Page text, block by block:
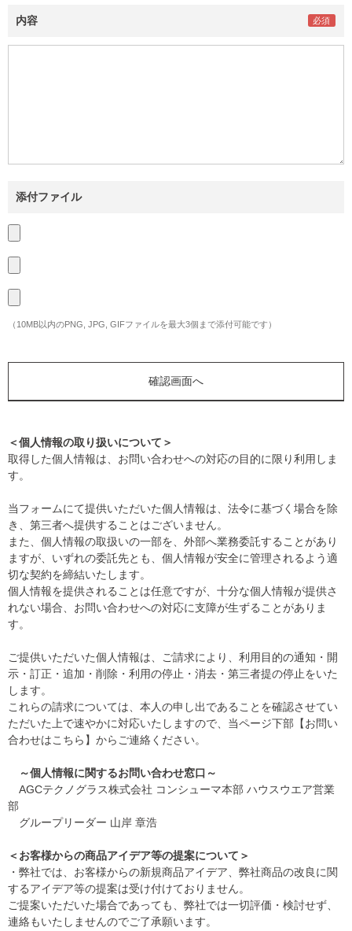
内容
添付ファイル
（10MB以内のPNG, JPG, GIFファイルを最大3個まで添付可能です）
＜個人情報の取り扱いについて＞
取得した個人情報は、お問い合わせへの対応の目的に限り利用しま
す。
当フォームにて提供いただいた個人情報は、法令に基づく場合を除
き、第三者へ提供することはございません。
また、個人情報の取扱いの一部を、外部へ業務委託することがあり
ますが、いずれの委託先とも、個人情報が安全に管理されるよう適
切な契約を締結いたします。
個人情報を提供されることは任意ですが、十分な個人情報が提供さ
れない場合、お問い合わせへの対応に支障が生ずることがありま
す。
ご提供いただいた個人情報は、ご請求により、利用目的の通知・開
示・訂正・追加・削除・利用の停止・消去・第三者提の停止をいた
します。
これらの請求については、本人の申し出であることを確認させてい
ただいた上で速やかに対応いたしますので、当ページ下部【お問い
合わせはこちら】からご連絡ください。
～個人情報に関するお問い合わせ窓口～
AGCテクノグラス株式会社 コンシューマ本部 ハウスウエア営業
部
グループリーダー 山岸 章浩
＜お客様からの商品アイデア等の提案について＞
・弊社では、お客様からの新規商品アイデア、弊社商品の改良に関
するアイデア等の提案は受け付けておりません。
ご提案いただいた場合であっても、弊社では一切評価・検討せず、
連絡もいたしませんのでご了承願います。